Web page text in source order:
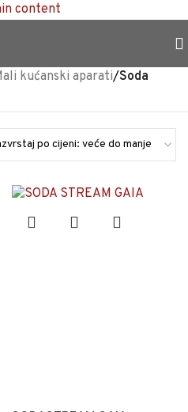
content
kućanski aparati/Soda